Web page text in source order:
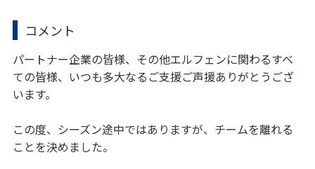
コメント
パートナー企業の皆様、その他エルフェンに関わるすべ
ての皆様、いつも多大なるご支援ご声援ありがとうござ
います。
この度、シーズン途中ではありますが、チームを離れる
ことを決めました。